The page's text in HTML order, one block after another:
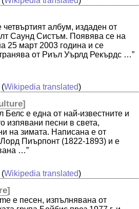
четвъртият албум, издаден от
Саунд Систъм. Появява се на
25 март 2003 година и се
от Риъл Уърлд Рекърдс …”
(Wikipedia translated)
]
Белс е една от най-известните и
изпявани песни в света,
на зимата. Написана е от
Пиърпонт (1822-1893) и е
…”
(Wikipedia translated)
]
е песен, изпълнявана от